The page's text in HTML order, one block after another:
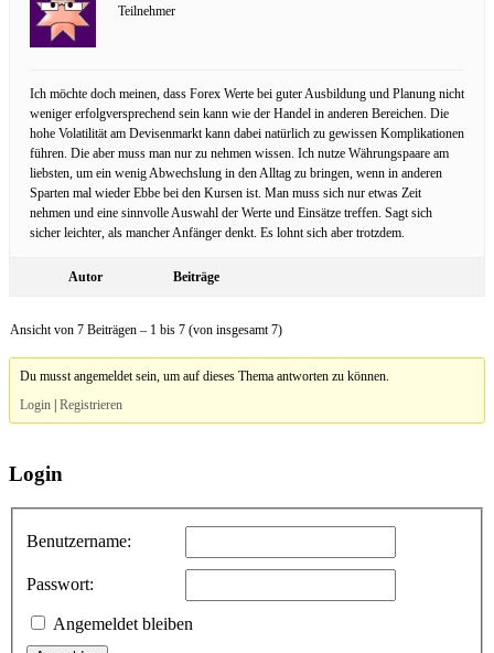
Teilnehmer
Ich möchte doch meinen, dass Forex Werte bei guter Ausbildung und Planung nicht
weniger erfolgversprechend sein kann wie der Handel in anderen Bereichen. Die
hohe Volatilität am Devisenmarkt kann dabei natürlich zu gewissen Komplikationen
führen. Die aber muss man nur zu nehmen wissen. Ich nutze Währungspaare am
liebsten, um ein wenig Abwechslung in den Alltag zu bringen, wenn in anderen
Sparten mal wieder Ebbe bei den Kursen ist. Man muss sich nur etwas Zeit
nehmen und eine sinnvolle Auswahl der Werte und Einsätze treffen. Sagt sich
sicher leichter, als mancher Anfänger denkt. Es lohnt sich aber trotzdem.
Autor Beiträge
Ansicht von 7 Beiträgen – 1 bis 7 (von insgesamt 7)
Du musst angemeldet sein, um auf dieses Thema antworten zu können.
Login |Registrieren
Login
Benutzername:
Passwort:
Angemeldet bleiben